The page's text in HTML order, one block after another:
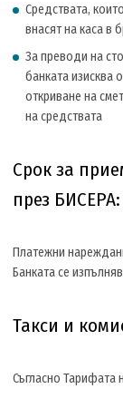
Средствата,
внасят на каса в
За преводи на
банката изисква
откриване на
на средствата
Срок за
през БИСЕРА:
Платежни
Банката се
Такси и
Съгласно Тарифата